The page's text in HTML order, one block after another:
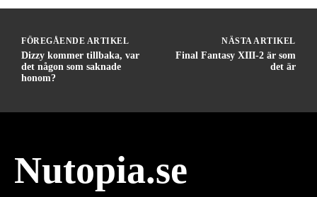
FÖREGÅENDE ARTIKEL
Dizzy kommer tillbaka, var
det någon som saknade
honom?
NÄSTA ARTIKEL
Final Fantasy XIII-2 är som
det är
Nutopia.se